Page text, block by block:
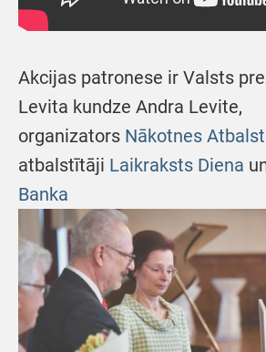
Akcijas patronese ir Valsts
Levita kundze Andra Levite,
organizators Nākotnes
atbalstītāji Laikraksts Diena
Banka